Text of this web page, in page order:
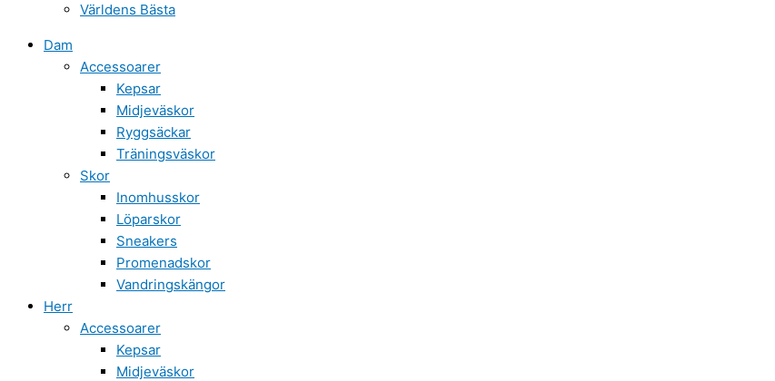
Världens Bästa
Dam
Accessoarer
Kepsar
Midjeväskor
Ryggsäckar
Träningsväskor
Skor
Inomhusskor
Löparskor
Sneakers
Promenadskor
Vandringskängor
Herr
Accessoarer
Kepsar
Midjeväskor